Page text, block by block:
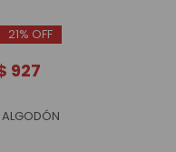
21
927